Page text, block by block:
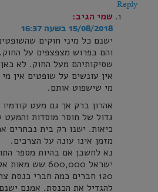
Reply
שמי הגיב:
15/08/2018 בשעה 16:37
ישנם כל מיני חוקים
והם בפרוש מצפצפים על
שסיקותיהם מעל החוק. לא
אין עונשים על שופטים אין
מי שישפוט אותם.
אהרון ברק אך גם מעט
גדול של חוסר מוסדות והמעט
כיאות. ישנו רק בית נבחרים
מזמן אינו עונה על הצרכים.
נא לחשבן אם בהיות מספר
ישראל 600,000
120 חברים כמה חברי כנסת
להגדיל את הכנסת. אמנם